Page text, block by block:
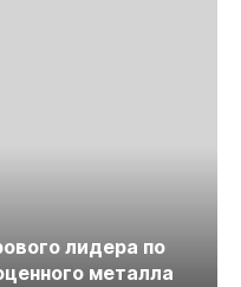
лидера по
металла